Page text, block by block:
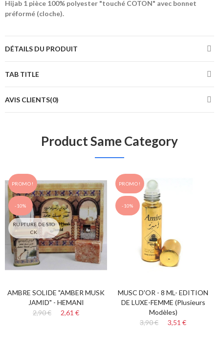
Hijab 1 pièce 100% polyester "touché COTON" avec bonnet
préformé (cloche).
DÉTAILS DU PRODUIT
TAB TITLE
AVIS CLIENTS(0)
Product Same Category
PROMO !
-10%
RUPTURE DE STO
CK
AMBRE SOLIDE "AMBER MUSK
JAMID" - HEMANI
2,90 €
2,61 €
PROMO !
-10%
MUSC D'OR - 8 ML- EDITION
DE LUXE-FEMME (plusieurs
Modèles)
3,90 €
3,51 €